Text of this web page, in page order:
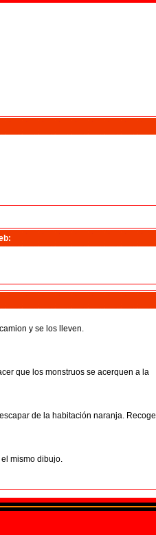
y se los lleven.
que los monstruos se acerquen a la
de la habitación naranja. Recoge
mismo dibujo.